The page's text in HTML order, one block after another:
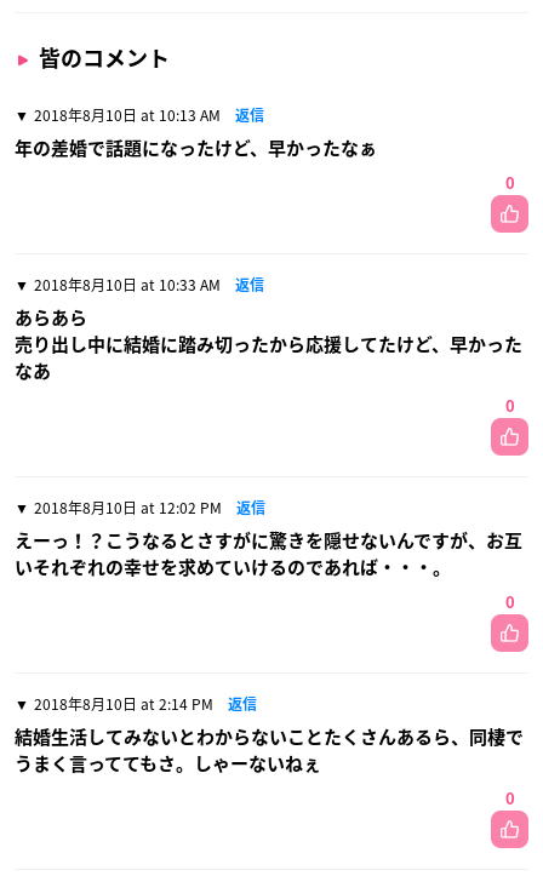
皆のコメント
2018年8月10日 at 10:13 AM 返信
年の差婚で話題になったけど、早かったなぁ
0
2018年8月10日 at 10:33 AM 返信
あらあら
売り出し中に結婚に踏み切ったから応援してたけど、早かった
なあ
0
2018年8月10日 at 12:02 PM 返信
えーっ！？こうなるとさすがに驚きを隠せないんですが、お互
いそれぞれの幸せを求めていけるのであれば・・・。
0
2018年8月10日 at 2:14 PM 返信
結婚生活してみないとわからないことたくさんあるら、同棲で
うまく言っててもさ。しゃーないねぇ
0